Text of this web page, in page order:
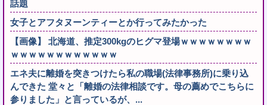
話題
女子とアフタヌーンティーとか行ってみたかった
【画像】 北海道、推定300kgのヒグマ登場ｗｗｗｗｗｗｗｗ
ｗｗｗｗｗｗｗｗｗｗｗｗ
エネ夫に離婚を突きつけたら私の職場(法律事務所)に乗り込
んできた 堂々と「離婚の法律相談です。母の薦めでこちらに
参りました」と言っているが、...